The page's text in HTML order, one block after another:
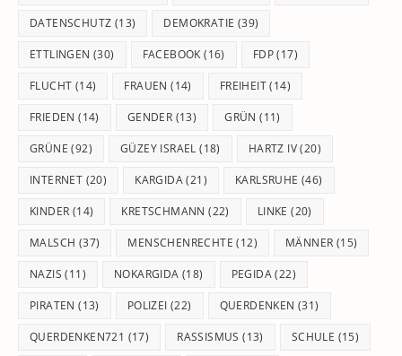
DATENSCHUTZ (13) DEMOKRATIE (39)
ETTLINGEN (30) FACEBOOK (16) FDP(17)
FLUCHT (14) FRAUEN (14) FREIHEIT(14)
FRIEDEN (14) GENDER (13) GRÜN (11)
GRÜNE (92) GÜZEY ISRAEL (18) HARTZ IV(20)
INTERNET (20) KARGIDA(21) KARLSRUHE (46)
KINDER (14) KRETSCHMANN (22) LINKE (20)
MALSCH (37) MENSCHENRECHTE (12) MÄNNER (15)
NAZIS (11) NOKARGIDA (18) PEGIDA(22)
PIRATEN (13) POLIZEI (22) QUERDENKEN (31)
QUERDENKEN721 (17) RASSISMUS (13) SCHULE (15)